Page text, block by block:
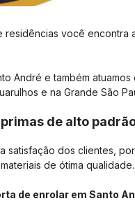
residências você encontra
André e também atuamos
e na Grande São
de alto
satisfação dos clientes,
de ótima qualidade.
de enrolar em Santo